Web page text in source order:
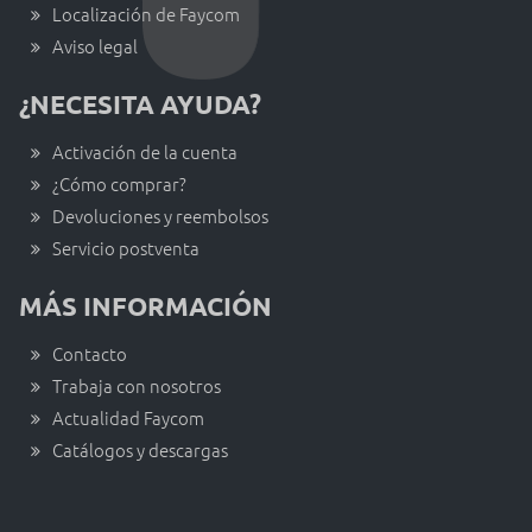
Localización de Faycom
Aviso legal
¿NECESITA AYUDA?
Activación de la cuenta
¿Cómo comprar?
Devoluciones y reembolsos
Servicio postventa
MÁS INFORMACIÓN
Contacto
Trabaja con nosotros
Actualidad Faycom
Catálogos y descargas